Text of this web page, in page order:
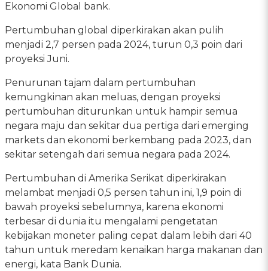
Ekonomi Global bank.
Pertumbuhan global diperkirakan akan pulih
menjadi 2,7 persen pada 2024, turun 0,3 poin dari
proyeksi Juni.
Penurunan tajam dalam pertumbuhan
kemungkinan akan meluas, dengan proyeksi
pertumbuhan diturunkan untuk hampir semua
negara maju dan sekitar dua pertiga dari emerging
markets dan ekonomi berkembang pada 2023, dan
sekitar setengah dari semua negara pada 2024.
Pertumbuhan di Amerika Serikat diperkirakan
melambat menjadi 0,5 persen tahun ini, 1,9 poin di
bawah proyeksi sebelumnya, karena ekonomi
terbesar di dunia itu mengalami pengetatan
kebijakan moneter paling cepat dalam lebih dari 40
tahun untuk meredam kenaikan harga makanan dan
energi, kata Bank Dunia.